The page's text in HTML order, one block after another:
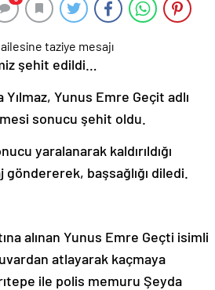
şehit edildi…
Yunus Emre Geçit adlı
sonucu şehit oldu.
yaralanarak kaldırıldığı
başsağlığı diledi.
alınan Yunus Emre Geçti isimli
atlayarak kaçmaya
ile polis memuru Şeyda